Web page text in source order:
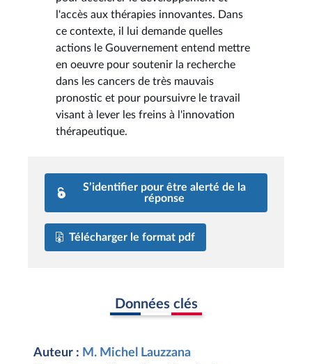
l'accès aux thérapies innovantes. Dans
ce contexte, il lui demande quelles
actions le Gouvernement entend mettre
en oeuvre pour soutenir la recherche
dans les cancers de très mauvais
pronostic et pour poursuivre le travail
visant à lever les freins à l'innovation
thérapeutique.
S’identifier pour être alerté de la
réponse
Télécharger le format pdf
Données clés
Auteur : M. Michel Lauzzana